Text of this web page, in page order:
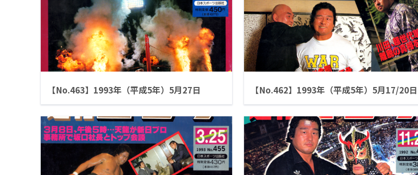
【No.463】1993年（平成5年）5月27日 【No.462】1993年（平成5年）5月17/20日